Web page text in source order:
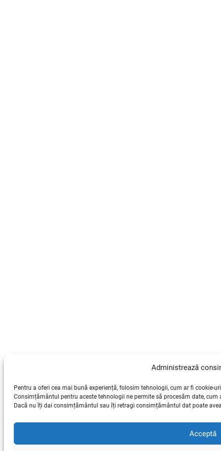
Administrează
Pentru a oferi cea mai bună experiență, folosim tehnologii, cum ar fi cookie-
Consimțământul pentru aceste tehnologii ne permite să procesăm date,
Dacă nu îți dai consimțământul sau îți retragi consimțământul dat poate
Acceptă